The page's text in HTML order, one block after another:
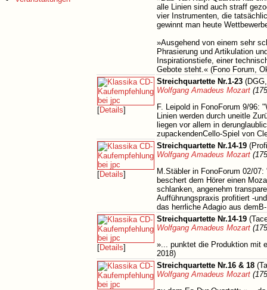
alle Linien sind auch straff
vier Instrumenten, die
gewinnt man heute
»Ausgehend von einem sehr
Phrasierung und Artikulation
Inspirationstiefe, einer
Gebote steht.« (Fono Forum,
[Details]
Streichquartette Nr.1-23
Wolfgang Amadeus Mozart
F. Leipold in FonoForum 9/96:
Linien werden durch uneitle
liegen vor allem in
zupackendenCello-Spiel von
[Details]
Streichquartette Nr.14-19
Wolfgang Amadeus Mozart
M.Stäbler in FonoForum 02/
beschert dem Hörer einen
schlanken, angenehm
Aufführungspraxis profitiert -
das herrliche Adagio aus
[Details]
Streichquartette Nr.14-19
Wolfgang Amadeus Mozart
»... punktet die Produktion mit
2018)
Streichquartette Nr.16 & 18
Wolfgang Amadeus Mozart